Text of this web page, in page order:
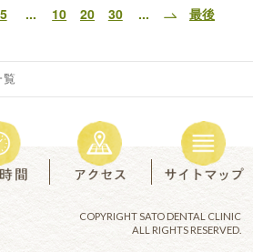
5 ... 10 20 30 ... 最後
COPYRIGHT SATO DENTAL CLINIC
ALL RIGHTS RESERVED.